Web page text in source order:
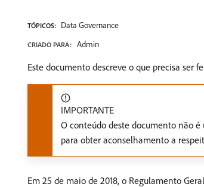
TÓPICOS: Data Governance
CRIADO PARA: Admin
Este documento descreve o que precisa ser
IMPORTANTE
O conteúdo deste documento não
para obter aconselhamento a
Em 25 de maio de 2018, o Regulamento